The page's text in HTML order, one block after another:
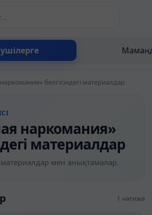
белгісіндегі материалдар
наркомания»
материалдар
мен анықтамалар.
1 нәтиже